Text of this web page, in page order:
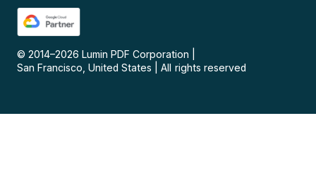
© 2014–2026 Lumin PDF Corporation
San Francisco, United States
All rights reserved